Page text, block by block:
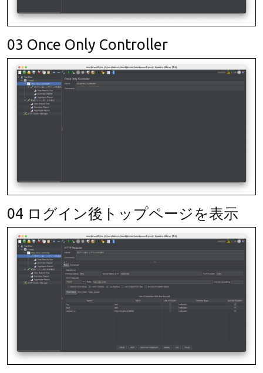
03 Once Only Controller
04 ログイン後トップページを表示